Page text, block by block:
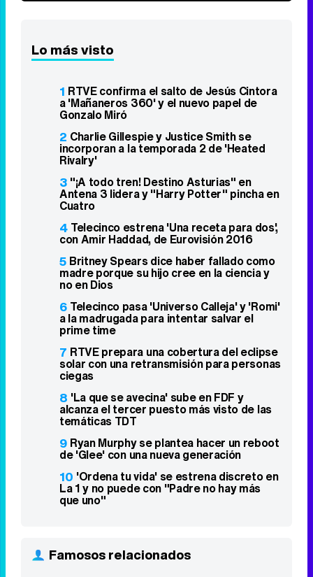
Síguenos
Lo más visto
1RTVE confirma el salto de Jesús Cintora
a 'Mañaneros 360' y el nuevo papel de
Gonzalo Miró
2Charlie Gillespie y Justice Smith se
incorporan a la temporada 2 de 'Heated
Rivalry'
3 "¡A todo tren! Destino Asturias" en
Antena 3 lidera y "Harry Potter" pincha en
Cuatro
4Telecinco estrena 'Una receta para dos',
con Amir Haddad, de Eurovisión 2016
5 Britney Spears dice haber fallado como
madre porque su hijo cree en la ciencia y
no en Dios
6 Telecinco pasa 'Universo Calleja' y 'Romi'
a la madrugada para intentar salvar el
prime time
7 RTVE prepara una cobertura del eclipse
8'La que se avecina' sube en FDF y
alcanza el tercer puesto más visto de las